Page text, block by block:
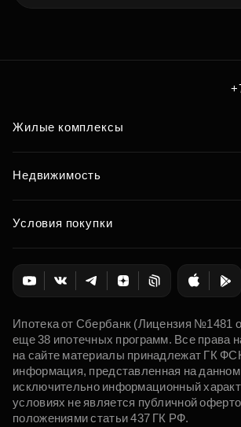
Жилые комплексы
Недвижимость
Условия покупки
Ипотека от Сбербанк (Лицензия №1481
еще 38 ипотечных программ. Все права
на сайте материалы принадлежат ГК
информация, представленная на данном
исключительно информационный
условиях не является публичной
положениями статьи 437 ГК РФ.